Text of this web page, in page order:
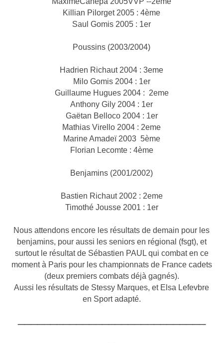
Killian Pilorget 2005 : 4ème
Saul Gomis 2005 : 1er
Poussins (2003/2004)
Hadrien Richaut 2004 : 3eme
Milo Gomis 2004 : 1er
Guillaume Hugues 2004 : 2eme
Anthony Gily 2004 : 1er
Gaëtan Belloco 2004 : 1er
Mathias Virello 2004 : 2eme
Marine Amadeï 2003 5ème
Florian Lecomte : 4ème
Benjamins (2001/2002)
Bastien Richaut 2002 : 2eme
Timothé Jousse 2001 : 1er
Nous attendons encore les résultats de demain pour les
benjamins, pour aussi les seniors en régional (fsgt), et
surtout le résultat de Sébastien PAUL qui combat en ce
moment à Paris pour les championnats de France cadets
(deux premiers combats déjà gagnés).
Aussi les résultats de Stessy Marques, et Elsa Lefevbre
en Sport adapté.